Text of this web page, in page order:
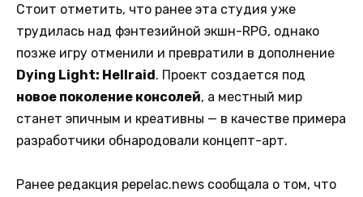
Стоит отметить, что ранее эта студия уже
трудилась над фэнтезийной экшн-RPG, однако
позже игру отменили и превратили в дополнение
Dying Light: Hellraid. Проект создается под
новое поколение консолей, а местный мир
станет эпичным и креативны — в качестве примера
разработчики обнародовали концепт-арт.
Ранее редакция pepelac.news сообщала о том, что